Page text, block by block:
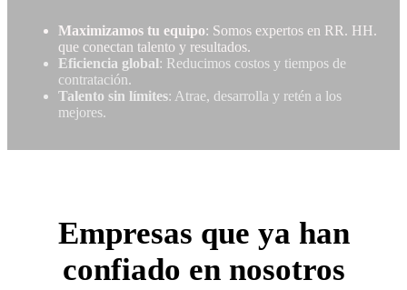
Maximizamos tu equipo: Somos expertos en RR. HH.
que conectan talento y resultados.
Eficiencia global: Reducimos costos y tiempos de
contratación.
Talento sin límites: Atrae, desarrolla y retén a los
mejores.
Empresas que ya han
confiado en nosotros